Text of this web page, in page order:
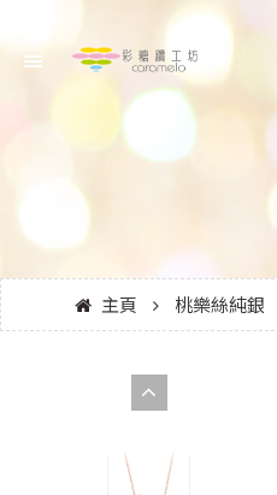
主頁 桃樂絲純銀